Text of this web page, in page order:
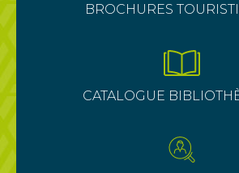
BROCHURES
CATALOGUE